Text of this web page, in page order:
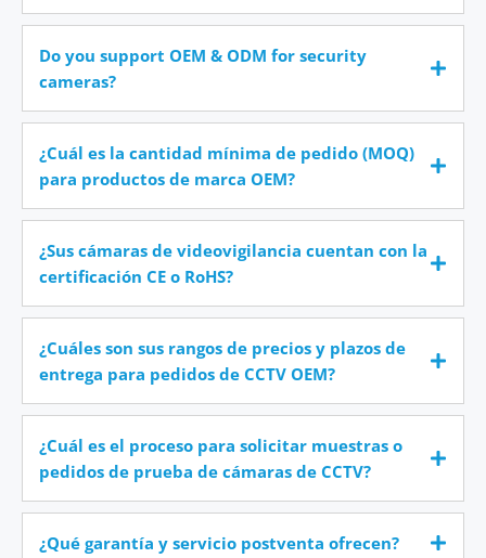
Do you support OEM & ODM for security
cameras?
¿Cuál es la cantidad mínima de pedido (MOQ)
para productos de marca OEM?
¿Sus cámaras de videovigilancia cuentan con la
certificación CE o RoHS?
¿Cuáles son sus rangos de precios y plazos de
entrega para pedidos de CCTV OEM?
¿Cuál es el proceso para solicitar muestras o
pedidos de prueba de cámaras de CCTV?
¿Qué garantía y servicio postventa ofrecen?